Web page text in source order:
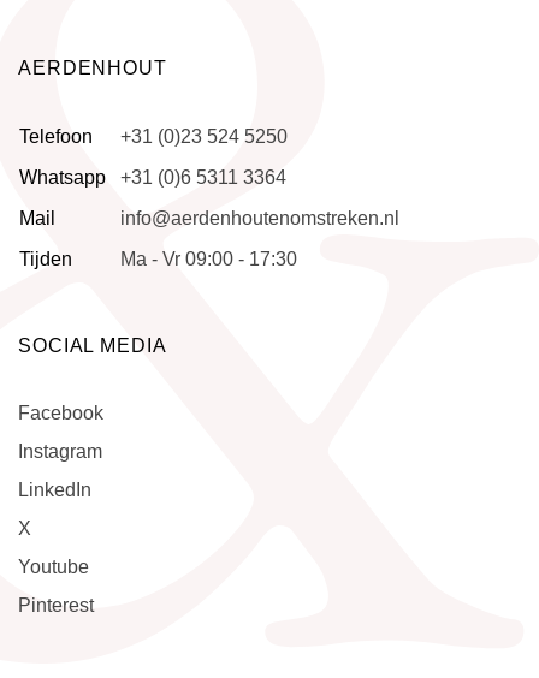
AERDENHOUT
Telefoon
+31 (0)23 524 5250
Whatsapp
+31 (0)6 5311 3364
Mail
info@aerdenhoutenomstreken.nl
Tijden
Ma - Vr 09:00 - 17:30
SOCIAL MEDIA
Facebook
Instagram
LinkedIn
X
Youtube
Pinterest